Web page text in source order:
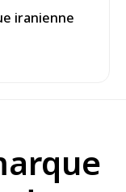
iranienne